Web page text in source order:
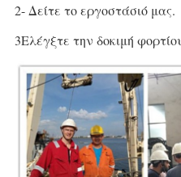
2- Δείτε το εργοστάσιό μας.
3Ελέγξτε την δοκιμή